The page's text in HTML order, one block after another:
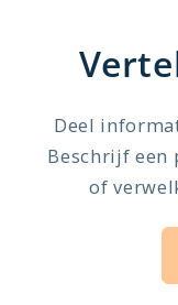
Deel
Beschrijf een
of